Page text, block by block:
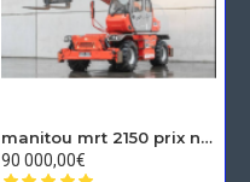
manitou mrt 2150 prix neuf
90 000,00€